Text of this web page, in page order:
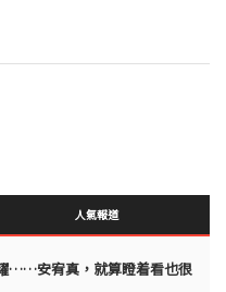
人氣報道
……安宥真，就算瞪着看也很